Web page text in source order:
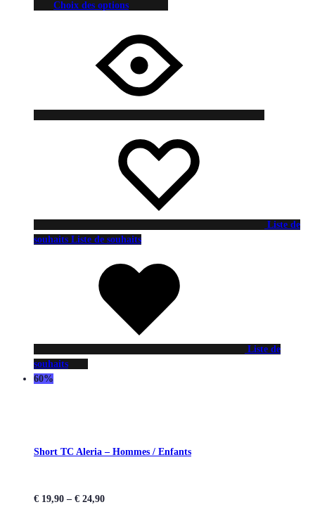
Choix des options
Liste de
souhaits Liste de souhaits
Liste de
souhaits
60%
Short TC Aleria – Hommes / Enfants
€ 19,90 – € 24,90